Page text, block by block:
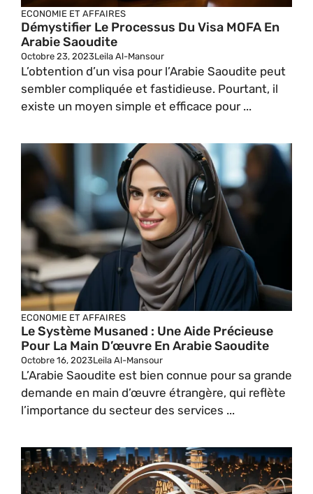
ECONOMIE ET AFFAIRES
Démystifier Le Processus Du Visa MOFA En
Arabie Saoudite
Octobre 23, 2023Leila Al-Mansour
L’obtention d’un visa pour l’Arabie Saoudite peut
sembler compliquée et fastidieuse. Pourtant, il
existe un moyen simple et efficace pour ...
ECONOMIE ET AFFAIRES
Le Système Musaned : Une Aide Précieuse
Pour La Main D’œuvre En Arabie Saoudite
Octobre 16, 2023Leila Al-Mansour
L’Arabie Saoudite est bien connue pour sa grande
demande en main d’œuvre étrangère, qui reflète
l’importance du secteur des services ...